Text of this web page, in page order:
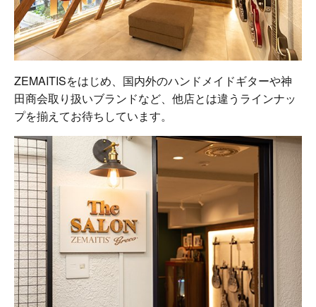
ZEMAITISをはじめ、国内外のハンドメイドギターや神
田商会取り扱いブランドなど、他店とは違うラインナッ
プを揃えてお待ちしています。